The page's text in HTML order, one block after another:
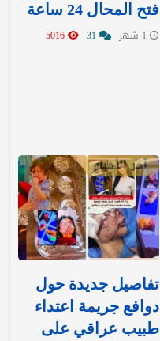
فتح المحال 24 ساعة
آخر الأخبار
تفاصيل جديدة حول
دوافع جريمة اعتداء
طبيب عراقي على